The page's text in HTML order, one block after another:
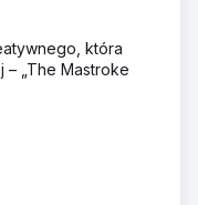
która
– „The Mastroke